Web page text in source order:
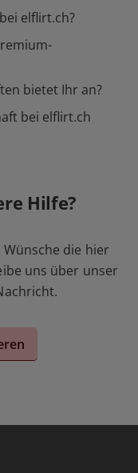
elflirt.ch?
bietet Ihr an?
bei elflirt.ch
Hilfe?
die hier
uns über unser